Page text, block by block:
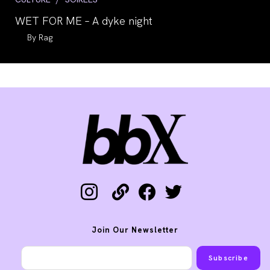
WET FOR ME – A dyke night
Auteur/autrice
la
Rag
instagram
link facebooktwitter
Join Our Newsletter